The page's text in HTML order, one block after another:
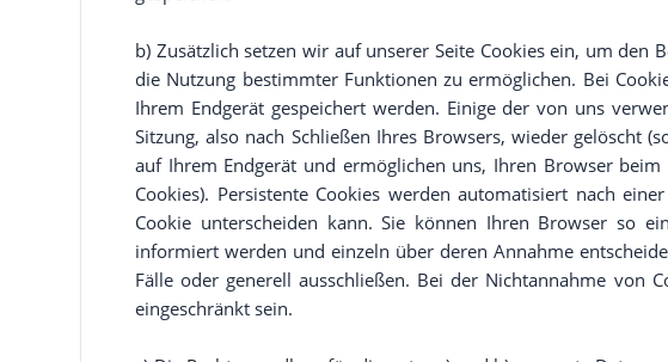
b) Zusätzlich setzen wir auf unserer Seite Cookies ein, um den
die Nutzung bestimmter Funktionen zu ermöglichen. Bei
Ihrem Endgerät gespeichert werden. Einige der von uns
Sitzung, also nach Schließen Ihres Browsers, wieder gelöscht
auf Ihrem Endgerät und ermöglichen uns, Ihren Browser
Cookies). Persistente Cookies werden automatisiert nach
Cookie unterscheiden kann. Sie können Ihren Browser so
informiert werden und einzeln über deren Annahme
Fälle oder generell ausschließen. Bei der Nichtannahme von
eingeschränkt sein.